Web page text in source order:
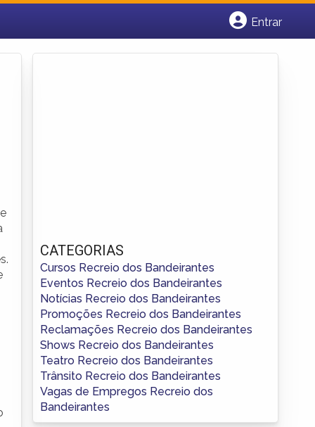
Entrar
CATEGORIAS
Cursos Recreio dos Bandeirantes
Eventos Recreio dos Bandeirantes
Notícias Recreio dos Bandeirantes
Promoções Recreio dos Bandeirantes
Reclamações Recreio dos Bandeirantes
Shows Recreio dos Bandeirantes
Teatro Recreio dos Bandeirantes
Trânsito Recreio dos Bandeirantes
Vagas de Empregos Recreio dos
Bandeirantes